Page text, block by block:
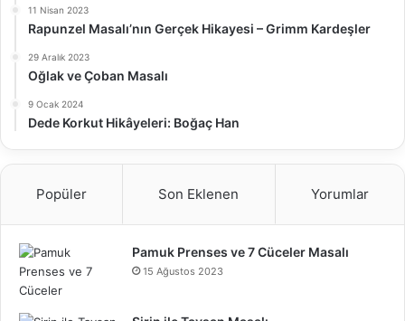
11 Nisan 2023
Rapunzel Masalı’nın Gerçek Hikayesi – Grimm Kardeşler
29 Aralık 2023
Oğlak ve Çoban Masalı
9 Ocak 2024
Dede Korkut Hikâyeleri: Boğaç Han
Popüler Son Eklenen Yorumlar
Pamuk Prenses ve 7 Cüceler Masalı
15 Ağustos 2023